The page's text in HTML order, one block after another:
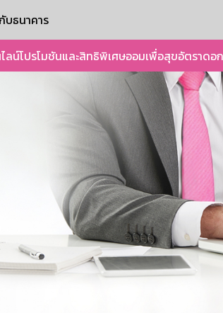
บธนาคาร
ลน์โปรโมชันและสิทธิพิเศษออมเพื่อสุขอัตราดอ